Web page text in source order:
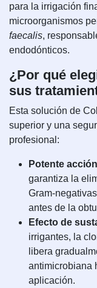
para la irrigación
microorganismos
faecalis,
endodónticos.
¿Por qué
sus
Esta solución de
superior y una
profesional:
Potente
garantiza la
Gram-
antes de la
Efecto de
irrigantes, la
libera
antimicrobiana
aplicación.